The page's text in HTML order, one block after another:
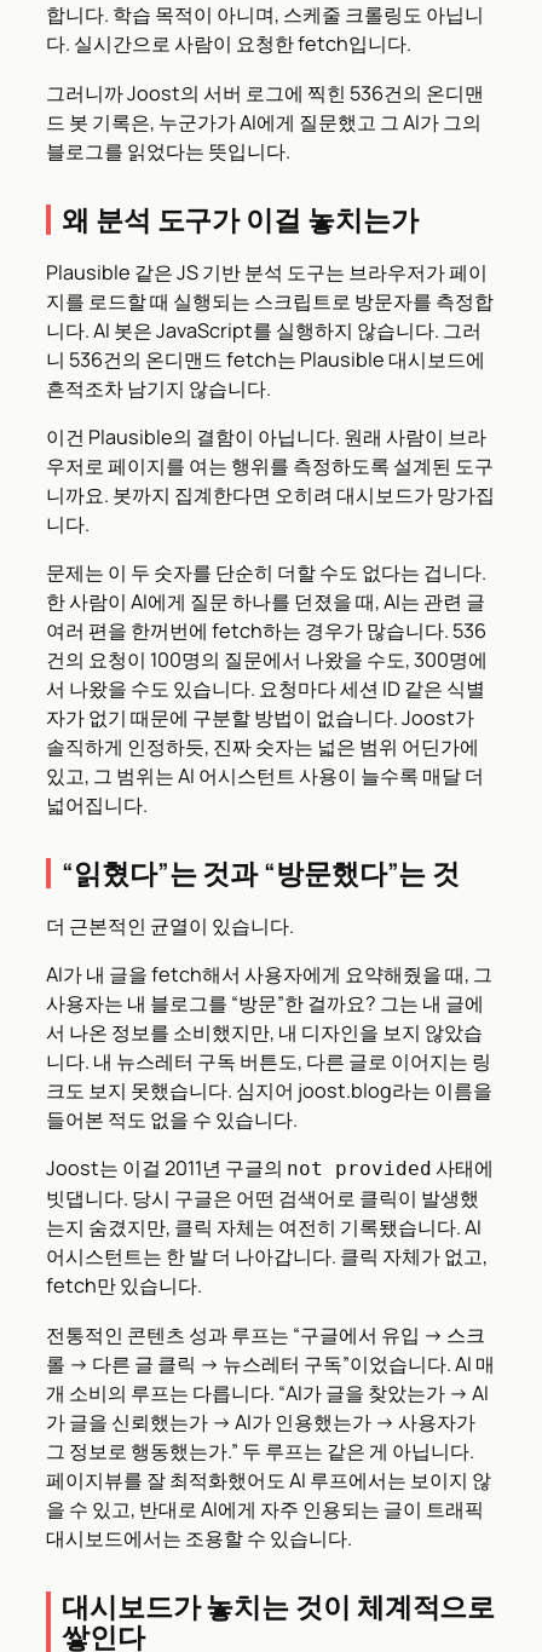
합니다. 학습 목적이 아니며, 스케줄 크롤링도 아닙니
다. 실시간으로 사람이 요청한 fetch입니다.
그러니까 Joost의 서버 로그에 찍힌 536건의 온디맨
드 봇 기록은, 누군가가 AI에게 질문했고 그 AI가 그의
블로그를 읽었다는 뜻입니다.
왜 분석 도구가 이걸 놓치는가
Plausible 같은 JS 기반 분석 도구는 브라우저가 페이
지를 로드할 때 실행되는 스크립트로 방문자를 측정합
니다. AI 봇은 JavaScript를 실행하지 않습니다. 그러
니 536건의 온디맨드 fetch는 Plausible 대시보드에
흔적조차 남기지 않습니다.
이건 Plausible의 결함이 아닙니다. 원래 사람이 브라
우저로 페이지를 여는 행위를 측정하도록 설계된 도구
니까요. 봇까지 집계한다면 오히려 대시보드가 망가집
니다.
문제는 이 두 숫자를 단순히 더할 수도 없다는 겁니다.
한 사람이 AI에게 질문 하나를 던졌을 때, AI는 관련 글
여러 편을 한꺼번에 fetch하는 경우가 많습니다. 536
건의 요청이 100명의 질문에서 나왔을 수도, 300명에
서 나왔을 수도 있습니다. 요청마다 세션 ID 같은 식별
자가 없기 때문에 구분할 방법이 없습니다. Joost가
솔직하게 인정하듯, 진짜 숫자는 넓은 범위 어딘가에
있고, 그 범위는 AI 어시스턴트 사용이 늘수록 매달 더
넓어집니다.
“읽혔다”는 것과 “방문했다”는 것
더 근본적인 균열이 있습니다.
AI가 내 글을 fetch해서 사용자에게 요약해줬을 때, 그
사용자는 내 블로그를 “방문”한 걸까요? 그는 내 글에
서 나온 정보를 소비했지만, 내 디자인을 보지 않았습
니다. 내 뉴스레터 구독 버튼도, 다른 글로 이어지는 링
크도 보지 못했습니다. 심지어 joost.blog라는 이름을
들어본 적도 없을 수 있습니다.
Joost는 이걸 2011년 구글의 not provided 사태에
빗댑니다. 당시 구글은 어떤 검색어로 클릭이 발생했
는지 숨겼지만, 클릭 자체는 여전히 기록됐습니다. AI
어시스턴트는 한 발 더 나아갑니다. 클릭 자체가 없고,
fetch만 있습니다.
전통적인 콘텐츠 성과 루프는 “구글에서 유입 → 스크
롤 → 다른 글 클릭 → 뉴스레터 구독”이었습니다. AI 매
개 소비의 루프는 다릅니다. “AI가 글을 찾았는가 → AI
가 글을 신뢰했는가 → AI가 인용했는가 → 사용자가
그 정보로 행동했는가.” 두 루프는 같은 게 아닙니다.
페이지뷰를 잘 최적화했어도 AI 루프에서는 보이지 않
을 수 있고, 반대로 AI에게 자주 인용되는 글이 트래픽
대시보드에서는 조용할 수 있습니다.
대시보드가 놓치는 것이 체계적으로
쌓인다